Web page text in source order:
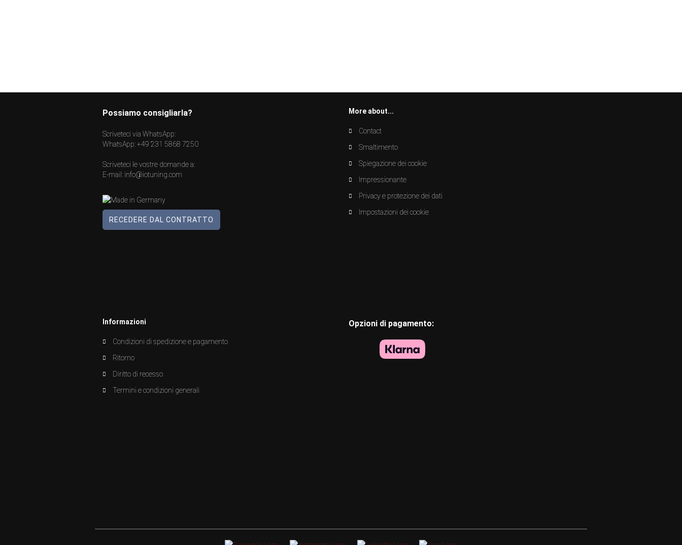
Possiamo consigliarla?
Scriveteci via WhatsApp:
WhatsApp:+49 231 5868 7250
Scriveteci le vostre domande a:
E-mail: info@iotuning.com
RECEDERE DAL CONTRATTO
More about...
Contact
Smaltimento
Spiegazione dei cookie
Impressionante
Privacy e protezione dei dati
Impostazioni dei cookie
Informazioni
Condizioni di spedizione e pagamento
Ritorno
Diritto di recesso
Termini e condizioni generali
Opzioni di pagamento: